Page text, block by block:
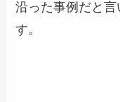
沿った事例だと
す。